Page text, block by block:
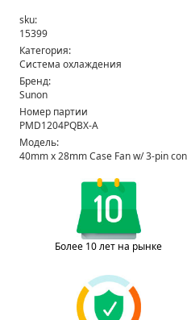
sku:
15399
Категория:
Система охлаждения
Бренд:
Sunon
Номер партии
PMD1204PQBX-A
Модель:
40mm x 28mm Case Fan w/ 3-pin
Более 10 лет на рынке